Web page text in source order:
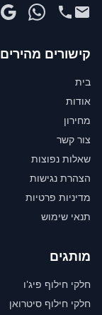
קישורים מהירים
בית
אודות
מחירון
צור קשר
שאלות נפוצות
הצהרת נגישות
מדיניות פרטיות
תנאי שימוש
מותגים
חלקי חילוף פיג'ו
חלקי חילוף סיטרואן